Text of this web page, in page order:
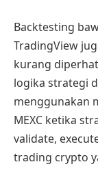
Backtesting
TradingView
kurang
logika strategi
menggunakan
MEXC ketika
validate,
trading crypto